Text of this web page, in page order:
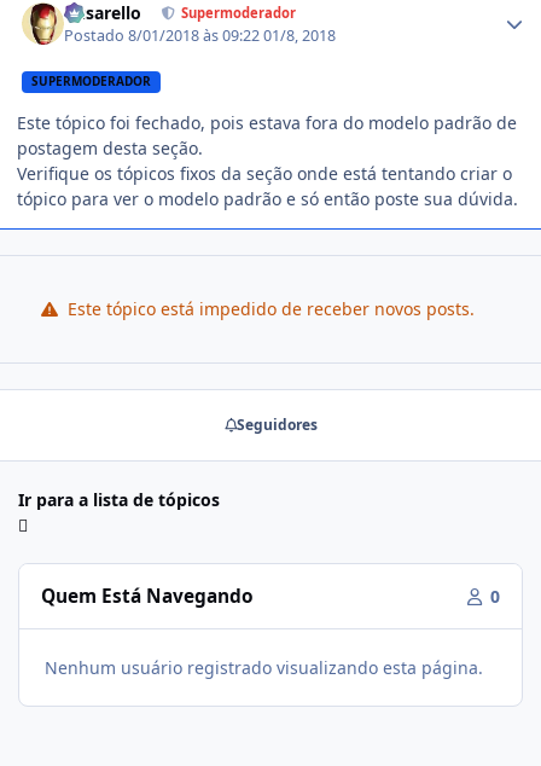
busarello Supermoderador
Postado8/01/2018 às 09:2201/8, 2018
SUPERMODERADOR
Este tópico foi fechado, pois estava fora do modelo padrão de
postagem desta seção.
Verifique os tópicos fixos da seção onde está tentando criar o
tópico para ver o modelo padrão e só então poste sua dúvida.
Este tópico está impedido de receber novos posts.
Seguidores
Ir para a lista de tópicos
Quem Está Navegando 0
Nenhum usuário registrado visualizando esta página.